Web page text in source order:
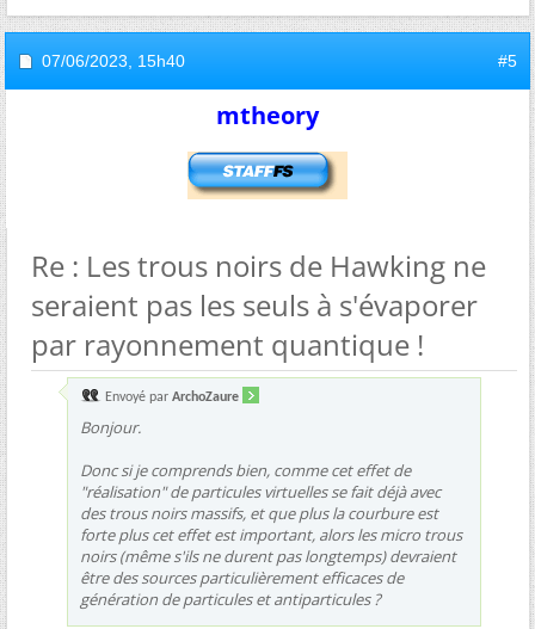
07/06/2023, 15h40 #5
mtheory
Re : Les trous noirs de Hawking ne
seraient pas les seuls à s'évaporer
par rayonnement quantique !
Envoyé par ArchoZaure
Bonjour.
Donc si je comprends bien, comme cet effet de
"réalisation" de particules virtuelles se fait déjà avec
des trous noirs massifs, et que plus la courbure est
forte plus cet effet est important, alors les micro trous
noirs (même s'ils ne durent pas longtemps) devraient
être des sources particulièrement efficaces de
génération de particules et antiparticules ?